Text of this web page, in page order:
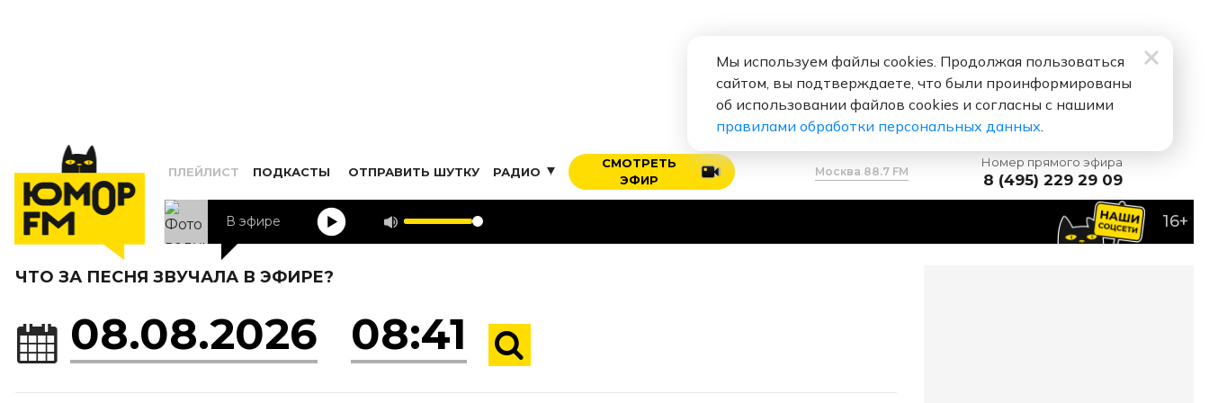
ПЛЕЙЛИСТ ПОДКАСТЫ ОТПРАВИТЬ ШУТКУ РАДИО
СМОТРЕТЬ
ЭФИР
Москва 88.7 FM
Номер прямого эфира
8 (495) 229 29 09
В эфире
Стас Михайлов Знай 16+
ЧТО ЗА ПЕСНЯ ЗВУЧАЛА В ЭФИРЕ?
Мы используем файлы cookies. Продолжая пользоваться
сайтом, вы подтверждаете, что были проинформированы
об использовании файлов cookies и согласны с нашими
правилами обработки персональных данных.